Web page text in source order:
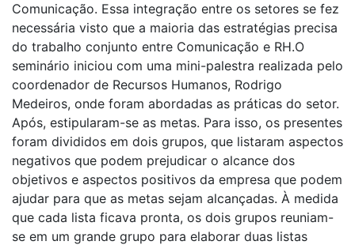
Comunicação. Essa integração entre os setores se fez
necessária visto que a maioria das estratégias precisa
do trabalho conjunto entre Comunicação e RH.O
seminário iniciou com uma mini-palestra realizada pelo
coordenador de Recursos Humanos, Rodrigo
Medeiros, onde foram abordadas as práticas do setor.
Após, estipularam-se as metas. Para isso, os presentes
foram divididos em dois grupos, que listaram aspectos
negativos que podem prejudicar o alcance dos
objetivos e aspectos positivos da empresa que podem
ajudar para que as metas sejam alcançadas. À medida
que cada lista ficava pronta, os dois grupos reuniam-
se em um grande grupo para elaborar duas listas